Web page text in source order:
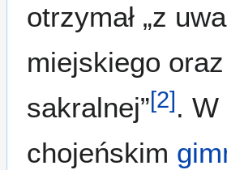
otrzymał „z
miejskiego
sakralnej”[2]. W
chojeńskim